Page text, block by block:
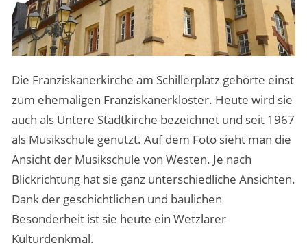
Die Franziskanerkirche am Schillerplatz gehörte einst
zum ehemaligen Franziskanerkloster. Heute wird sie
auch als Untere Stadtkirche bezeichnet und seit 1967
als Musikschule genutzt. Auf dem Foto sieht man die
Ansicht der Musikschule von Westen. Je nach
Blickrichtung hat sie ganz unterschiedliche Ansichten.
Dank der geschichtlichen und baulichen
Besonderheit ist sie heute ein Wetzlarer
Kulturdenkmal.